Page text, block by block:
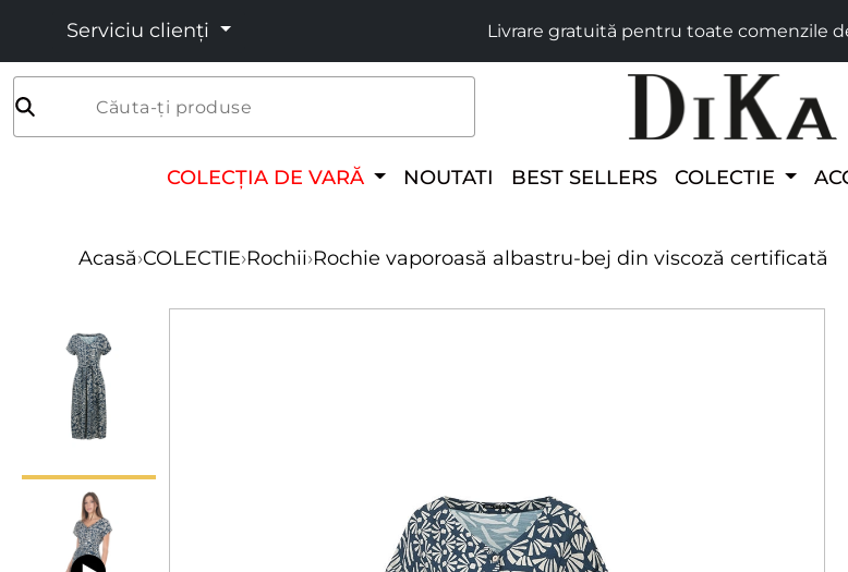
Serviciu clienți Livrare gratuită pentru toate comenzile
Căuta-ți produse
COLECȚIA DE VARĂ NOUTATI BEST SELLERS COLECTIE
Acasă›COLECTIE›Rochii›Rochie vaporoasă albastru-bej din viscoză certificată